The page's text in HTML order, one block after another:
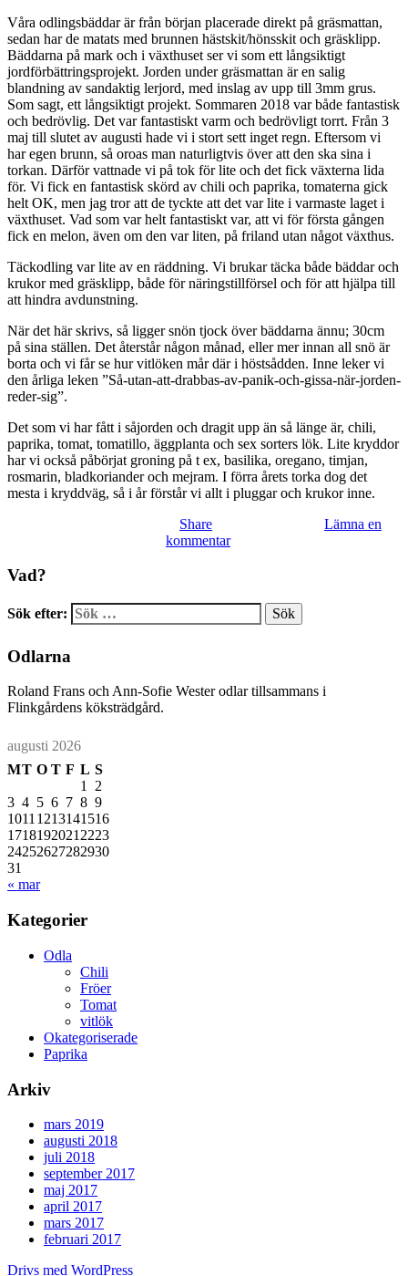
Våra odlingsbäddar är från början placerade direkt på gräsmattan,
sedan har de matats med brunnen hästskit/hönsskit och gräsklipp.
Bäddarna på mark och i växthuset ser vi som ett långsiktigt
jordförbättringsprojekt. Jorden under gräsmattan är en salig
blandning av sandaktig lerjord, med inslag av upp till 3mm grus.
Som sagt, ett långsiktigt projekt. Sommaren 2018 var både fantastisk
och bedrövlig. Det var fantastiskt varm och bedrövligt torrt. Från 3
maj till slutet av augusti hade vi i stort sett inget regn. Eftersom vi
har egen brunn, så oroas man naturligtvis över att den ska sina i
torkan. Därför vattnade vi på tok för lite och det fick växterna lida
för. Vi fick en fantastisk skörd av chili och paprika, tomaterna gick
helt OK, men jag tror att de tyckte att det var lite i varmaste laget i
växthuset. Vad som var helt fantastiskt var, att vi för första gången
fick en melon, även om den var liten, på friland utan något växthus.
Täckodling var lite av en räddning. Vi brukar täcka både bäddar och
krukor med gräsklipp, både för näringstillförsel och för att hjälpa till
att hindra avdunstning.
När det här skrivs, så ligger snön tjock över bäddarna ännu; 30cm
på sina ställen. Det återstår någon månad, eller mer innan all snö är
borta och vi får se hur vitlöken mår där i höstsådden. Inne leker vi
den årliga leken ”Så-utan-att-drabbas-av-panik-och-gissa-när-jorden-
reder-sig”.
Det som vi har fått i såjorden och dragit upp än så länge är, chili,
paprika, tomat, tomatillo, äggplanta och sex sorters lök. Lite kryddor
har vi också påbörjat groning på t ex, basilika, oregano, timjan,
rosmarin, bladkoriander och mejram. I förra årets torka dog det
mesta i kryddväg, så i år förstår vi allt i pluggar och krukor inne.
Share
Lämna en
kommentar
Vad?
Sök efter:
Odlarna
Roland Frans och Ann-Sofie Wester odlar tillsammans i
Flinkgårdens köksträdgård.
augusti 2026
MT O T F L S
1 2
3 4 5 6 7 8 9
10111213141516
17181920212223
24252627282930
31
« mar
Kategorier
Odla
Chili
Fröer
Tomat
vitlök
Okategoriserade
Paprika
Arkiv
mars 2019
augusti 2018
juli 2018
september 2017
maj 2017
april 2017
mars 2017
februari 2017
Drivs med WordPress